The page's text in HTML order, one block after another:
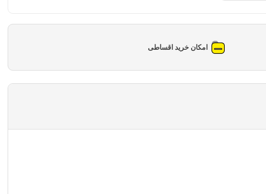
امکان خرید اقساطی